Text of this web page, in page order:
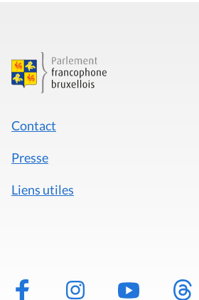
Contact
Presse
Liens utiles